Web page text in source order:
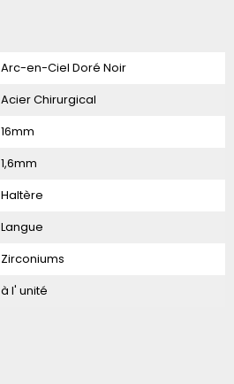
Arc-en-Ciel Doré Noir
Acier Chirurgical
16mm
1,6mm
Haltère
Langue
Zirconiums
à l' unité